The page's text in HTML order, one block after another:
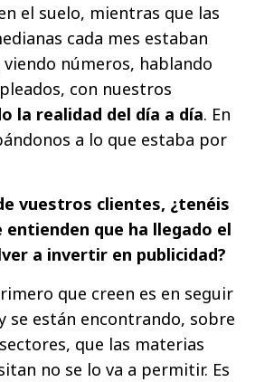
el suelo, mientras que las
cada mes estaban
números, hablando
con nuestros
la realidad del día a día. En
a lo que estaba por
vuestros clientes, ¿tenéis
entienden que ha llegado el
a invertir en publicidad?
que creen es en seguir
se están encontrando, sobre
que las materias
no se lo va a permitir. Es